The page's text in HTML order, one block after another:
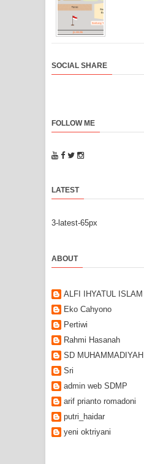
SOCIAL SHARE
FOLLOW ME
LATEST
3-latest-65px
ABOUT
ALFI IHYATUL ISLAM
Eko Cahyono
Pertiwi
Rahmi Hasanah
SD MUHAMMADIYAH
Sri
admin web SDMP
arif prianto romadoni
putri_haidar
yeni oktriyani